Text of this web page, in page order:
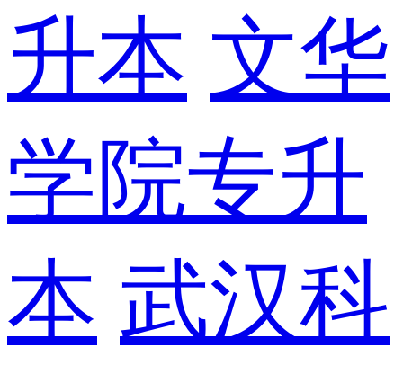
升本 文华
学院专升
本 武汉科